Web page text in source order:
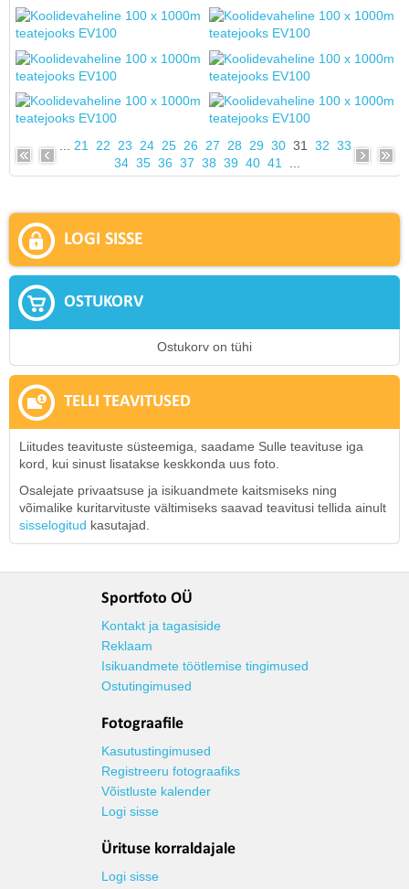
21 22 23 24 25 26 27 28 29 30 31 32 33
34 35 36 37 38 39 40 41
LOGI SISSE
OSTUKORV
Ostukorv on tühi
TELLI TEAVITUSED
Liitudes teavituste süsteemiga, saadame Sulle teavituse iga
kord, kui sinust lisatakse keskkonda uus foto.
Osalejate privaatsuse ja isikuandmete kaitsmiseks ning
võimalike kuritarvituste vältimiseks saavad teavitusi tellida ainult
sisselogitud kasutajad.
Sportfoto OÜ
Kontakt ja tagasiside
Reklaam
Isikuandmete töötlemise tingimused
Ostutingimused
Fotograafile
Kasutustingimused
Registreeru fotograafiks
Võistluste kalender
Logi sisse
Ürituse korraldajale
Logi sisse